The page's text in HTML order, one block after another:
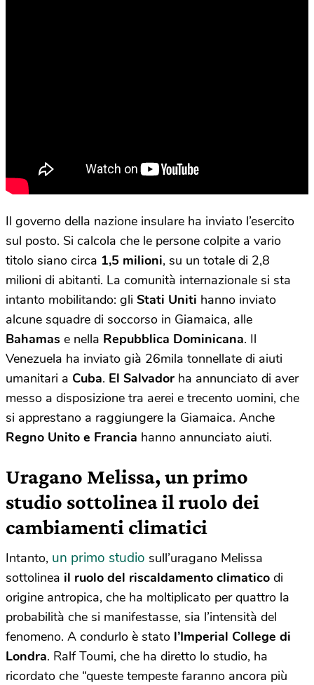
Il governo della nazione insulare ha inviato l’esercito
sul posto. Si calcola che le persone colpite a vario
titolo siano circa 1,5 milioni, su un totale di 2,8
milioni di abitanti. La comunità internazionale si sta
intanto mobilitando: gli Stati Uniti hanno inviato
alcune squadre di soccorso in Giamaica, alle
Bahamas e nella Repubblica Dominicana. Il
Venezuela ha inviato già 26mila tonnellate di aiuti
umanitari a Cuba. El Salvador ha annunciato di aver
messo a disposizione tra aerei e trecento uomini, che
si apprestano a raggiungere la Giamaica. Anche
Regno Unito e Francia hanno annunciato aiuti.
Uragano Melissa, un primo
studio sottolinea il ruolo dei
cambiamenti climatici
Intanto, un primo studio sull’uragano Melissa
sottolinea il ruolo del riscaldamento climatico di
origine antropica, che ha moltiplicato per quattro la
probabilità che si manifestasse, sia l’intensità del
fenomeno. A condurlo è stato l’Imperial College di
Londra. Ralf Toumi, che ha diretto lo studio, ha
ricordato che “queste tempeste faranno ancora più